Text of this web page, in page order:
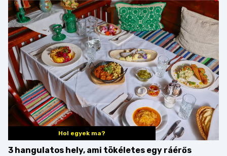
Hol egyek ma?
3 hangulatos hely, ami tökéletes egy ráérős